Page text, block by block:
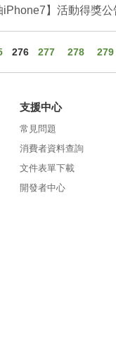
iPhone7】活動得獎公
276 277 278 279
支援中心
常見問題
消費者資料查詢
文件表單下載
開發者中心